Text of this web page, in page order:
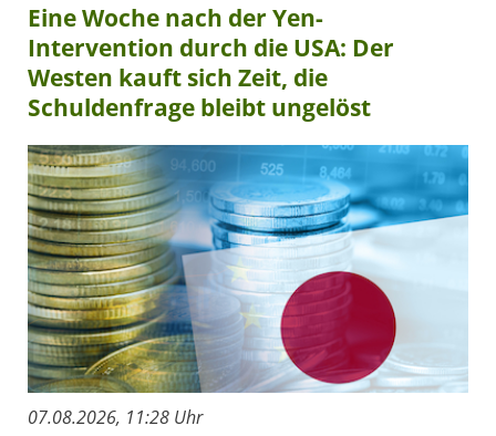
Eine Woche nach der Yen-
Intervention durch die USA: Der
Westen kauft sich Zeit, die
Schuldenfrage bleibt ungelöst
07.08.2026, 11:28 Uhr